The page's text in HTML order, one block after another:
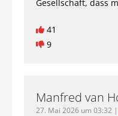
Gesellschaft, dass
41
9
Manfred van
27. Mai 2026 um 03:32 |